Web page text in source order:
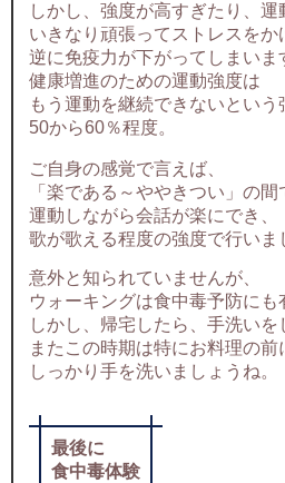
しかし、強度が高すぎたり、
いきなり頑張ってストレスをか
逆に免疫力が下がってしまいま
健康増進のための運動強度は
もう運動を継続できないという
50から60％程度。
ご自身の感覚で言えば、
「楽である～ややきつい」の間
運動しながら会話が楽にでき、
歌が歌える程度の強度で行いま
意外と知られていませんが、
ウォーキングは食中毒予防にも
しかし、帰宅したら、手洗いを
またこの時期は特にお料理の前
しっかり手を洗いましょうね。
最後に
食中毒体験